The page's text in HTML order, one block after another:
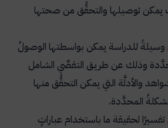
توصيلها والتحقُّق من صحتها
وسيلةً للدراسة يمكن بواسطتها الوصولُ
وذلك عن طريـق التقصِّي الشامل
والأدلَّة التي يمكن التحقُّق منها
المحدَّدة.
تفسيرًا لحقيقة ما باستخدام عباراتٍ